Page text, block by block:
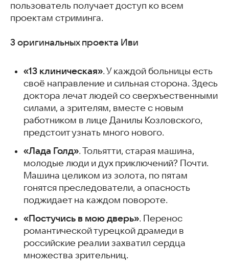
пользователь получает доступ ко всем
проектам стриминга.
3 оригинальных проекта Иви
«13 клиническая». У каждой больницы есть
своё направление и сильная сторона. Здесь
доктора лечат людей со сверхъественными
силами, а зрителям, вместе с новым
работником в лице Данилы Козловского,
предстоит узнать много нового.
«Лада Голд». Тольятти, старая машина,
молодые люди и дух приключений? Почти.
Машина целиком из золота, по пятам
гонятся преследователи, а опасность
поджидает на каждом повороте.
«Постучись в мою дверь». Перенос
романтической турецкой драмеди в
российские реалии захватил сердца
множества зрительниц.